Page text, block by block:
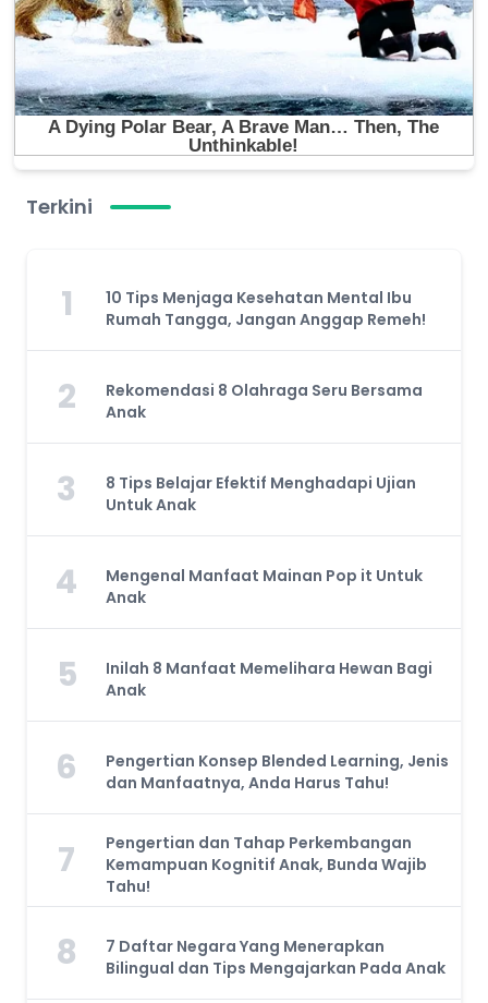
Terkini
1
10 Tips Menjaga Kesehatan Mental Ibu
Rumah Tangga, Jangan Anggap Remeh!
2
Rekomendasi 8 Olahraga Seru Bersama
Anak
3
8 Tips Belajar Efektif Menghadapi Ujian
Untuk Anak
4
Mengenal Manfaat Mainan Pop it Untuk
Anak
5
Inilah 8 Manfaat Memelihara Hewan Bagi
Anak
6
Pengertian Konsep Blended Learning, Jenis
dan Manfaatnya, Anda Harus Tahu!
7
Pengertian dan Tahap Perkembangan
Kemampuan Kognitif Anak, Bunda Wajib
Tahu!
8
7 Daftar Negara Yang Menerapkan
Bilingual dan Tips Mengajarkan Pada Anak